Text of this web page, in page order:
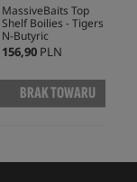
MassiveBaits Top
Shelf Boilies - Tigers
N-Butyric
156,90 PLN
BRAK TOWARU